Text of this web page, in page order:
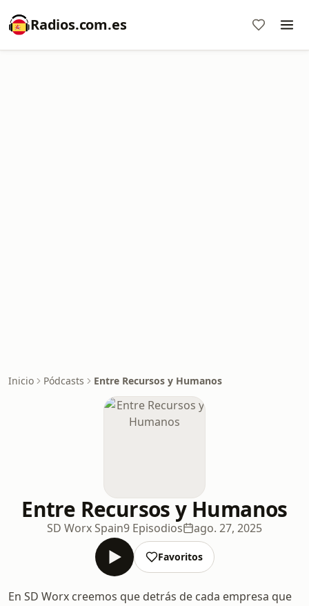
Radios.com.es
Inicio Pódcasts Entre Recursos y Humanos
Entre Recursos y Humanos
SD Worx Spain9 Episodios ago. 27, 2025
Favoritos
En SD Worx creemos que detrás de cada empresa que